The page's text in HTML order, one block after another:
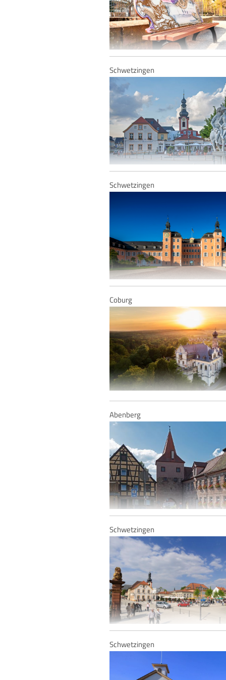
Schwetzingen - Motivbank "Stéphanie de
Schwetzingen
Schwetzingen
Schloss Schwetzingen
Coburg
Abenberg
Rathaus Abenberg
Schwetzingen
Schwetzingen